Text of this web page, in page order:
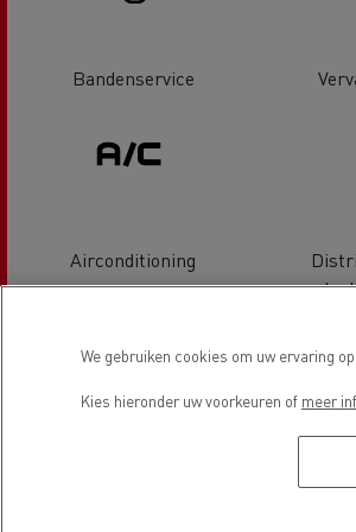
Bandenservice
Airconditioning
We gebruiken cookies om uw ervaring
Kies hieronder uw voorkeuren of meer